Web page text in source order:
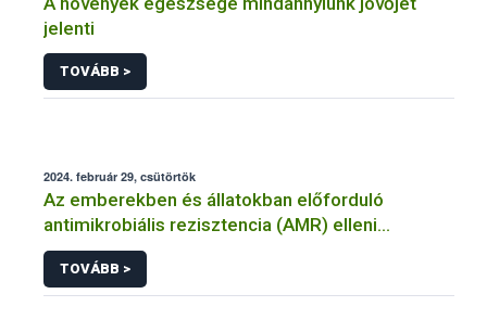
jelenti
TOVÁBB >
2024. február 29, csütörtök
Az emberekben és állatokban előforduló
antimikrobiális rezisztencia (AMR) elleni
küzdelemhez további erőfeszítésekre van
szükség
TOVÁBB >